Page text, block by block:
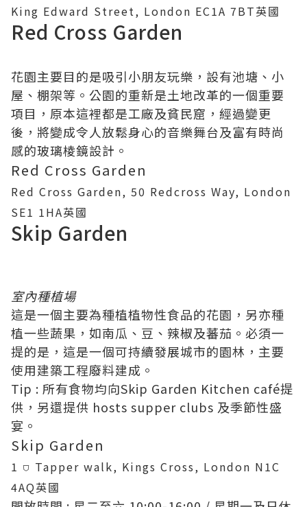
King Edward Street, London EC1A 7BT英國
Red Cross Garden
花園主要目的是吸引小朋友玩樂，設有池塘、小
屋、棚架等。公園的重新是土地改革的一個重要
項目，原本這裡都是工廠及貧民窟，經過變更
後，將變成令人放鬆身心的音樂舞台及富有時尚
感的玻璃棱鏡設計。
Red Cross Garden
Red Cross Garden, 50 Redcross Way, London
SE1 1HA英國
Skip Garden
室內種植場
這是一個主要為種植植物性食品的花園，另亦種
植一些蔬果，如南瓜、豆、辣椒及蕃茄。必須一
提的是，這是一個可持續發展城市的園林，主要
使用建築工程廢料建成。
Tip : 所有食物均向Skip Garden Kitchen café提
供，另還提供 hosts supper clubs 及季節性盛
宴。
Skip Garden
1 ⛉ Tapper walk, Kings Cross, London N1C
4AQ英國